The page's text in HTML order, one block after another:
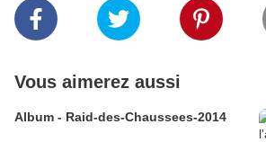
Vous aimerez aussi
Album - Raid-des-Chaussees-2014